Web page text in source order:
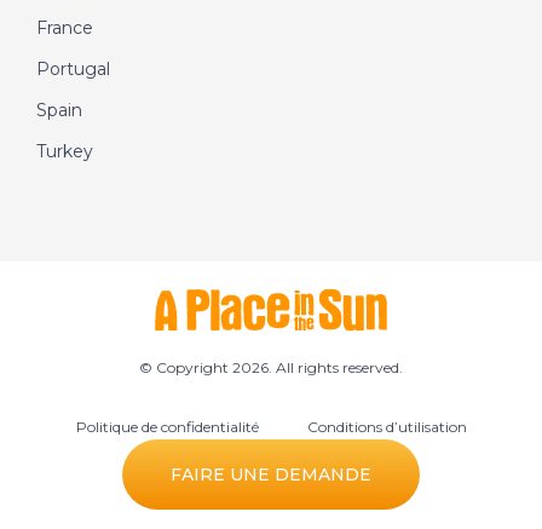
FAIRE UNE DEMANDE
France
Portugal
Spain
Turkey
© Copyright 2026. All rights reserved.
Politique de confidentialité Conditions d’utilisation
Préférences des cookies